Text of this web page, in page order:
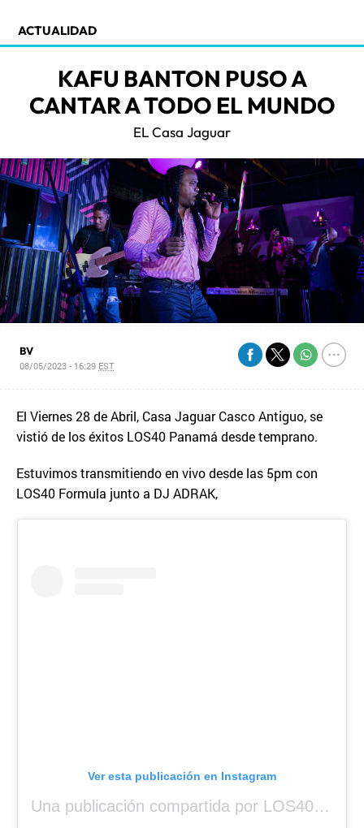
ACTUALIDAD
KAFU BANTON PUSO A
CANTAR A TODO EL MUNDO
EL Casa Jaguar
BV
08/05/2023 - 16:29 EST
El Viernes 28 de Abril, Casa Jaguar Casco Antiguo, se
vistió de los éxitos LOS40 Panamá desde temprano.
Estuvimos transmitiendo en vivo desde las 5pm con
LOS40 Formula junto a DJ ADRAK,
Ver esta publicación en Instagram
Una publicación compartida por LOS40 Panamá (@los40panama)